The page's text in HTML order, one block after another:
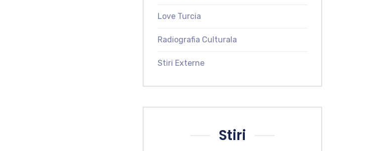
Love Turcia
Radiografia Culturala
Stiri Externe
Stiri